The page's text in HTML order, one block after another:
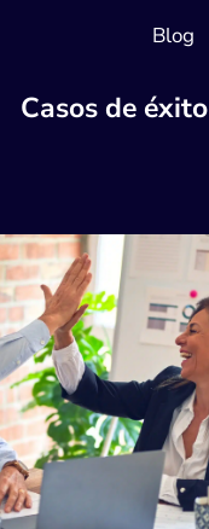
Blog
Casos de éxito